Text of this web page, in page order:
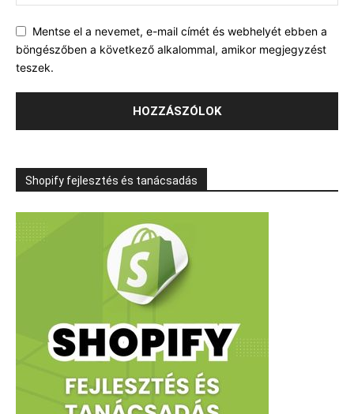
Mentse el a nevemet, e-mail címét és webhelyét ebben a
böngészőben a következő alkalommal, amikor megjegyzést
teszek.
Shopify fejlesztés és tanácsadás